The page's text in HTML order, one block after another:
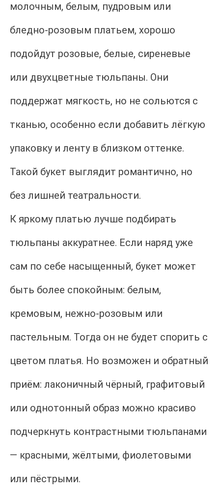
молочным, белым, пудровым или
бледно-розовым платьем, хорошо
подойдут розовые, белые, сиреневые
или двухцветные тюльпаны. Они
поддержат мягкость, но не сольются с
тканью, особенно если добавить лёгкую
упаковку и ленту в близком оттенке.
Такой букет выглядит романтично, но
без лишней театральности.
К яркому платью лучше подбирать
тюльпаны аккуратнее. Если наряд уже
сам по себе насыщенный, букет может
быть более спокойным: белым,
кремовым, нежно-розовым или
пастельным. Тогда он не будет спорить с
цветом платья. Но возможен и обратный
приём: лаконичный чёрный, графитовый
или однотонный образ можно красиво
подчеркнуть контрастными тюльпанами
— красными, жёлтыми, фиолетовыми
или пёстрыми.